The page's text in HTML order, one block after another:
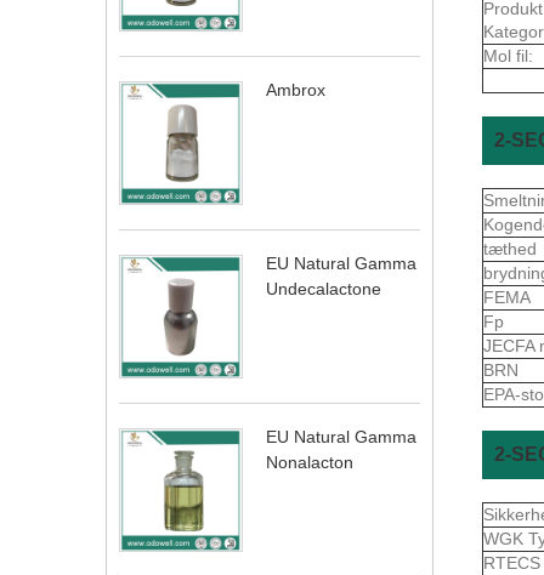
Ambrox
EU Natural Gamma
Undecalactone
EU Natural Gamma
Nonalacton
Produkt
Mol fil:
2-
tæthed
FEMA
Fp
JECFA
BRN
EPA-
2-
WGK
RTECS